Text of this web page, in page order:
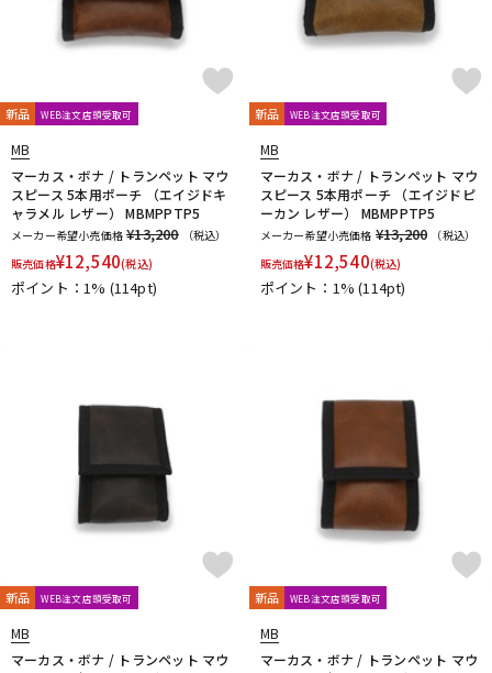
Mouthpiece Cafe
Mutio
Neptune
NONAKA
NY Classic OCHRES
OKURA + MUTE
POWERbreathe
PROTEC
R-S
Rampone&Cazzani REED GEEK REKA
Reunion Blues
ROCHE-THOMAS
Roland Rondino ROUSSEAU
Rovner
RSBerkeley
Schilke SEIKO
Selmer Paris
Silent Felt
Silverstein
SML（Strasser Marigaux Lemaire）
TABIBITO
THE WALLACE COLLECTION
Tom Crown
TORAYSEE
TrumCor
Ullven
Ultra breathe
Ultra-Pure unknown
UPMUTE
VACCHIANO
VANDOREN waltons
Warburton
Wood Stone
YANAGISAWA
YUPON
Zac
アケタオカリーナ
アレキサンダー（リード）
新品 WEB注文店頭受取可
MB
マーカス・ボナ / トランペット マウ
スピース 5本用ポーチ （エイジドキ
ャラメル レザー） MBMPPTP5
メーカー希望小売価格 ¥13,200
（税込）
販売価格¥12,540(税込)
ポイント：1% (114pt)
新品 WEB注文店頭受取可
MB
マーカス・ボナ / トランペット マウ
スピース 5本用ポーチ （エイジドピ
ーカン レザー） MBMPPTP5
メーカー希望小売価格 ¥13,200
（税込）
販売価格¥12,540(税込)
ポイント：1%(114pt)
新品 WEB注文店頭受取可
MB
マーカス・ボナ / トランペット マウ
新品 WEB注文店頭受取可
MB
マーカス・ボナ / トランペット マウ